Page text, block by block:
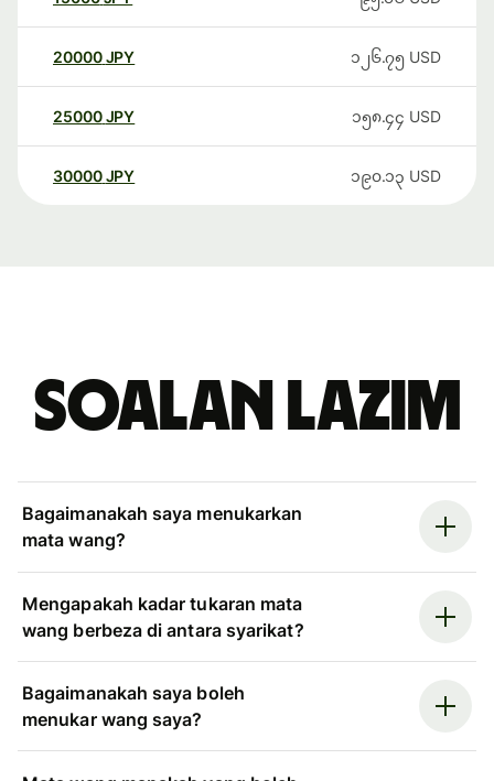
20000 JPY ၁၂၆.၇၅ USD
25000 JPY ၁၅၈.၄၄ USD
30000 JPY ၁၉၀.၁၃ USD
Soalan Lazim
Bagaimanakah saya menukarkan
mata wang?
Mengapakah kadar tukaran mata
wang berbeza di antara syarikat?
Bagaimanakah saya boleh
menukar wang saya?